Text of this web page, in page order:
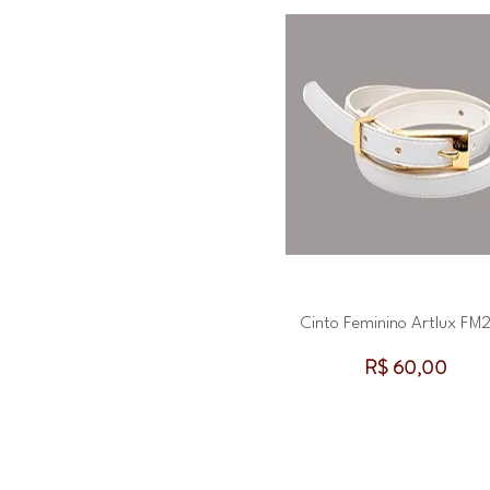
Cinto Feminino Artlux
Preço
R$ 60,00